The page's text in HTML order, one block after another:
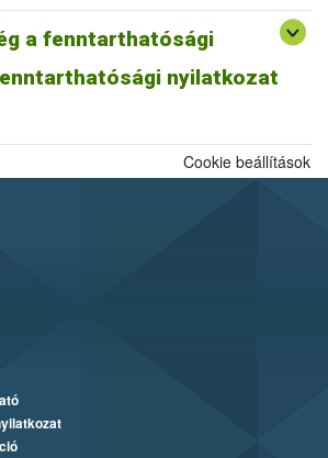
a fenntarthatósági
nyilatkozat
nyilatkozatnak minősül a
is, ahogyan egy ISCC farm nyilatkozat is,
rendszer szerinti fenntarthatósági
Cookie beállítások